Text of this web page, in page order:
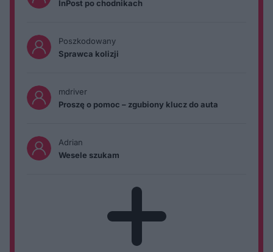
InPost po chodnikach
Poszkodowany
Sprawca kolizji
mdriver
Proszę o pomoc – zgubiony klucz do auta
Adrian
Wesele szukam